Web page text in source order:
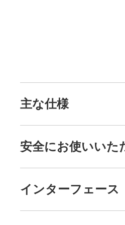
主な仕様
安全にお使いい
インターフェース